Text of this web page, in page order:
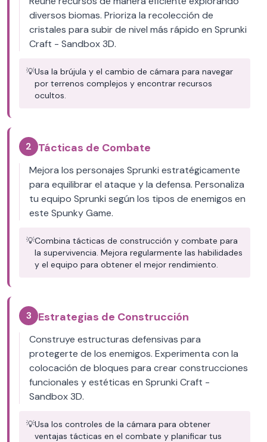
diversos biomas. Prioriza la recolección de
cristales para subir de nivel más rápido en Sprunki
Craft - Sandbox 3D.
💡Usa la brújula y el cambio de cámara para navegar
por terrenos complejos y encontrar recursos
ocultos.
2 Tácticas de Combate
Mejora los personajes Sprunki estratégicamente
para equilibrar el ataque y la defensa. Personaliza
tu equipo Sprunki según los tipos de enemigos en
este Spunky Game.
💡Combina tácticas de construcción y combate para
la supervivencia. Mejora regularmente las habilidades
y el equipo para obtener el mejor rendimiento.
3 Estrategias de Construcción
Construye estructuras defensivas para
protegerte de los enemigos. Experimenta con la
colocación de bloques para crear construcciones
funcionales y estéticas en Sprunki Craft -
Sandbox 3D.
💡Usa los controles de la cámara para obtener
ventajas tácticas en el combate y planificar tus